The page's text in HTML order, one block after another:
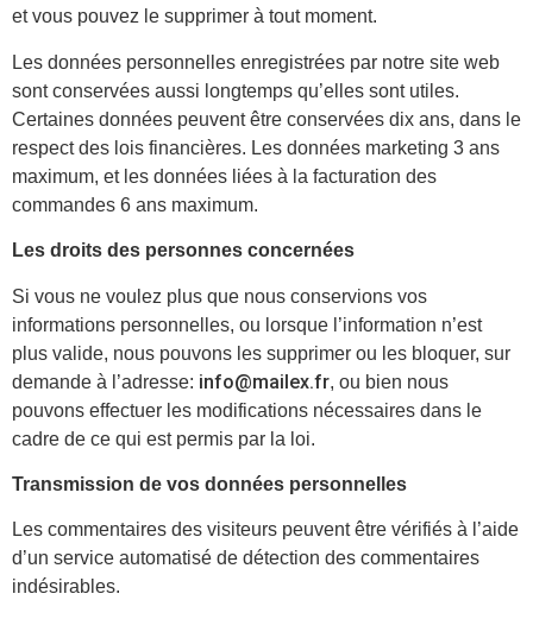
et vous pouvez le supprimer à tout moment.
Les données personnelles enregistrées par notre site web
sont conservées aussi longtemps qu’elles sont utiles.
Certaines données peuvent être conservées dix ans, dans le
respect des lois financières. Les données marketing 3 ans
maximum, et les données liées à la facturation des
commandes 6 ans maximum.
Les droits des personnes concernées
Si vous ne voulez plus que nous conservions vos
informations personnelles, ou lorsque l’information n’est
plus valide, nous pouvons les supprimer ou les bloquer, sur
demande à l’adresse: info@mailex.fr, ou bien nous
pouvons effectuer les modifications nécessaires dans le
cadre de ce qui est permis par la loi.
Transmission de vos données personnelles
Les commentaires des visiteurs peuvent être vérifiés à l’aide
d’un service automatisé de détection des commentaires
indésirables.